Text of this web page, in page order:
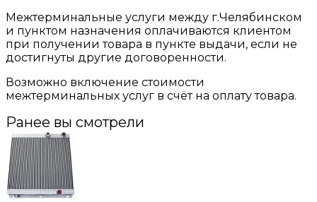
Межтерминальные услуги между г.Челябинском
и пунктом назначения оплачиваются клиентом
при получении товара в пункте выдачи, если не
достигнуты другие договоренности.
Возможно включение стоимости
межтерминальных услуг в счёт на оплату товара.
Ранее вы смотрели